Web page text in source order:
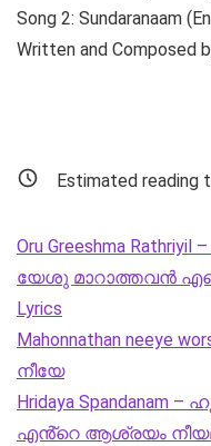
Song 2: Sundaranaam
Written and Composed
Estimated reading
Oru Greeshma
യേശു മാറാത്തവൻ എന്റെ
Lyrics
Mahonnathan neeye
നീയേ
Hridaya Spandanam
എൻ്റെ ആശ്രയം